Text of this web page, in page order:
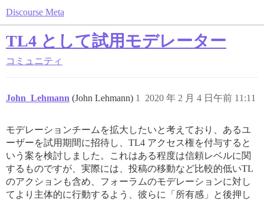
Discourse Meta
TL4 として試用モデレーター
コミュニティ
John_Lehmann (John Lehmann) 2020 年 2 月 4 日午前 11:11
1
モデレーションチームを拡大したいと考えており、あるユ
ーザーを試用期間に招待し、TL4 アクセス権を付与すると
いう案を検討しました。これはある程度は信頼レベルに関
するものですが、実際には、投稿の移動など比較的低いTL
のアクションも含め、フォーラムのモデレーションに対し
てより主体的に行動するよう、彼らに「所有感」と後押し